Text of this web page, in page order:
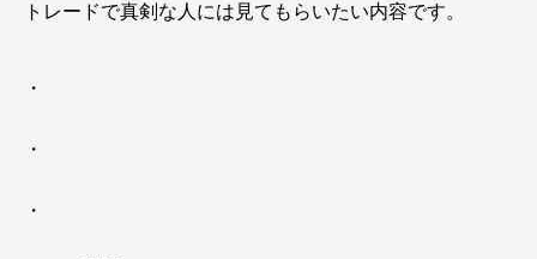
トレードで真剣な人には見てもらいたい内容です。
・
・
・